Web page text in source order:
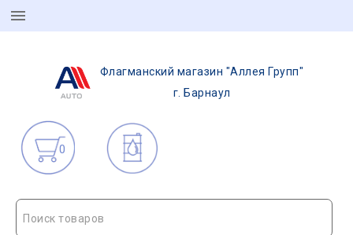
Флагманский магазин "Аллея Групп"
г. Барнаул
0
Поиск товаров